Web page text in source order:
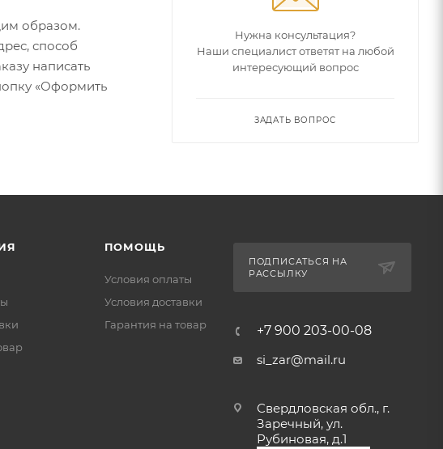
образом.
способ
написать
«Оформить
Нужна консультация?
Наши специалист ответят на любой
интересующий вопрос
ЗАДАТЬ ВОПРОС
ПОМОЩЬ
Условия оплаты
Условия доставки
Гарантия на товар
ПОДПИСАТЬСЯ НА
РАССЫЛКУ
+7 900 203-00-08
si_zar@mail.ru
Свердловская обл., г.
Заречный, ул.
Рубиновая, д.1